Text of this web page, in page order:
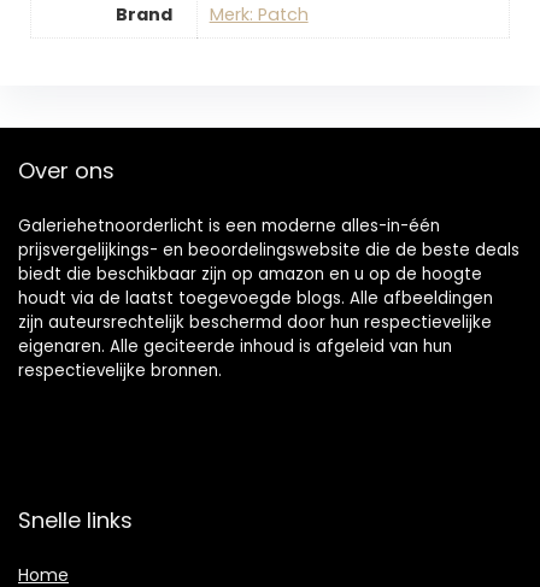
Brand Merk: Patch
Over ons
Galeriehetnoorderlicht is een moderne alles-in-één
prijsvergelijkings- en beoordelingswebsite die de beste deals
biedt die beschikbaar zijn op amazon en u op de hoogte
houdt via de laatst toegevoegde blogs. Alle afbeeldingen
zijn auteursrechtelijk beschermd door hun respectievelijke
eigenaren. Alle geciteerde inhoud is afgeleid van hun
respectievelijke bronnen.
Snelle links
Home